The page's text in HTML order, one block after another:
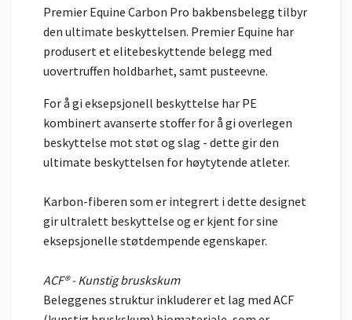
Premier Equine Carbon Pro bakbensbelegg tilbyr
den ultimate beskyttelsen. Premier Equine har
produsert et elitebeskyttende belegg med
uovertruffen holdbarhet, samt pusteevne.
For å gi eksepsjonell beskyttelse har PE
kombinert avanserte stoffer for å gi overlegen
beskyttelse mot støt og slag - dette gir den
ultimate beskyttelsen for høytytende atleter.
Karbon-fiberen som er integrert i dette designet
gir ultralett beskyttelse og er kjent for sine
eksepsjonelle støtdempende egenskaper.
ACF® - Kunstig bruskskum
Beleggenes struktur inkluderer et lag med ACF